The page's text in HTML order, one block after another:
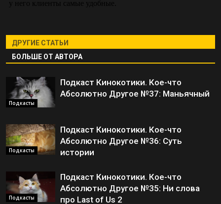
ДРУГИЕ СТАТЬИ
БОЛЬШЕ ОТ АВТОРА
Подкасты
Подкаст Кинокотики. Кое-что
Абсолютно Другое №37: Маньячный
Подкасты
Подкаст Кинокотики. Кое-что
Абсолютно Другое №36: Суть
истории
Подкасты
Подкаст Кинокотики. Кое-что
Абсолютно Другое №35: Ни слова
про Last of Us 2